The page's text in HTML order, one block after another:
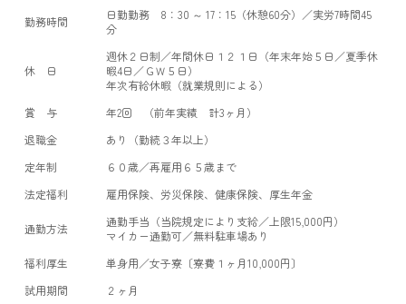
勤務時間
日勤勤務 8：30 ～ 17：15（休憩60分）／実労7時間45
分
休 日
週休２日制／年間休日１２１日（年末年始５日／夏季休
暇4日／ＧＷ５日）
年次有給休暇（就業規則による）
賞 与
年2回 （前年実績 計3ヶ月）
退職金
あり（勤続３年以上）
定年制
６０歳／再雇用６５歳まで
法定福利
雇用保険、労災保険、健康保険、厚生年金
通勤方法
通勤手当（当院規定により支給／上限15,000円）
マイカー通勤可／無料駐車場あり
福利厚生
単身用／女子寮〔寮費１ヶ月10,000円〕
試用期間
２ヶ月